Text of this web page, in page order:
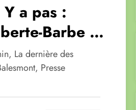
a pas :
Barbe de
La dernière des
Presse